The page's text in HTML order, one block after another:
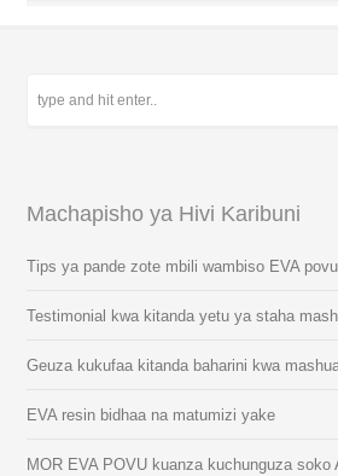
Machapisho ya Hivi Karibuni
Tips ya pande zote mbili wambiso EVA povu
Testimonial kwa kitanda yetu ya staha
Geuza kukufaa kitanda baharini kwa
EVA resin bidhaa na matumizi yake
MOR EVA POVU kuanza kuchunguza soko